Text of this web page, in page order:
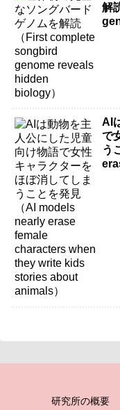
解
AI
で
う
研究所の概要